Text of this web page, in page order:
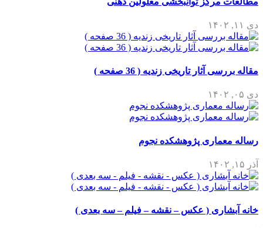
دی ۱۱, ۱۴۰۲
مقاله بررسی آثار تاریخی زندیه ( 36 صفحه )
دی ۰۵, ۱۴۰۲
رساله معماری پژوهشکده نجوم
آذر ۱۵, ۱۴۰۲
خانه آبشاری ( عکس – نقشه – فیلم – سه بعدی )